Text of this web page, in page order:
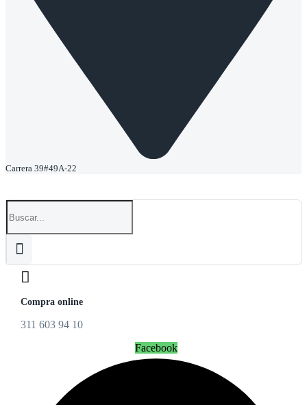
Carrera 39#49A-22
Compra online
311 603 94 10
Facebook